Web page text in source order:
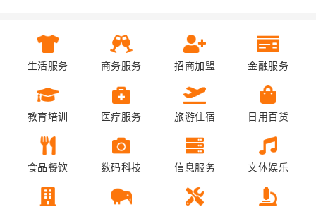
生活服务 商务服务 招商加盟 金融服务
教育培训 医疗服务 旅游住宿 日用百货
食品餐饮 数码科技 信息服务 文体娱乐